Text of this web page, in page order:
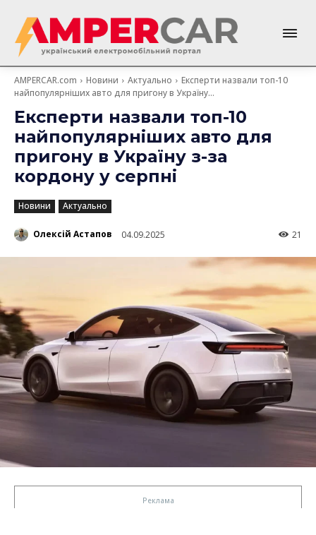
AMPERCAR.com Новини Актуально
Експерти назвали топ-10
найпопулярніших авто для пригону в Україну...
Експерти назвали топ-10
найпопулярніших авто для
пригону в Україну з-за
кордону у серпні
Новини Актуально
Олексій Астапов 04.09.2025 21